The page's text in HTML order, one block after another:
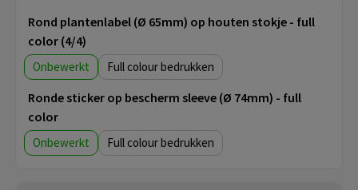
Rond plantenlabel (Ø 65mm) op houten stokje - full
color (4/4)
Onbewerkt Full colour
Ronde sticker op bescherm sleeve (Ø 74mm) - full
color
Onbewerkt Full colour